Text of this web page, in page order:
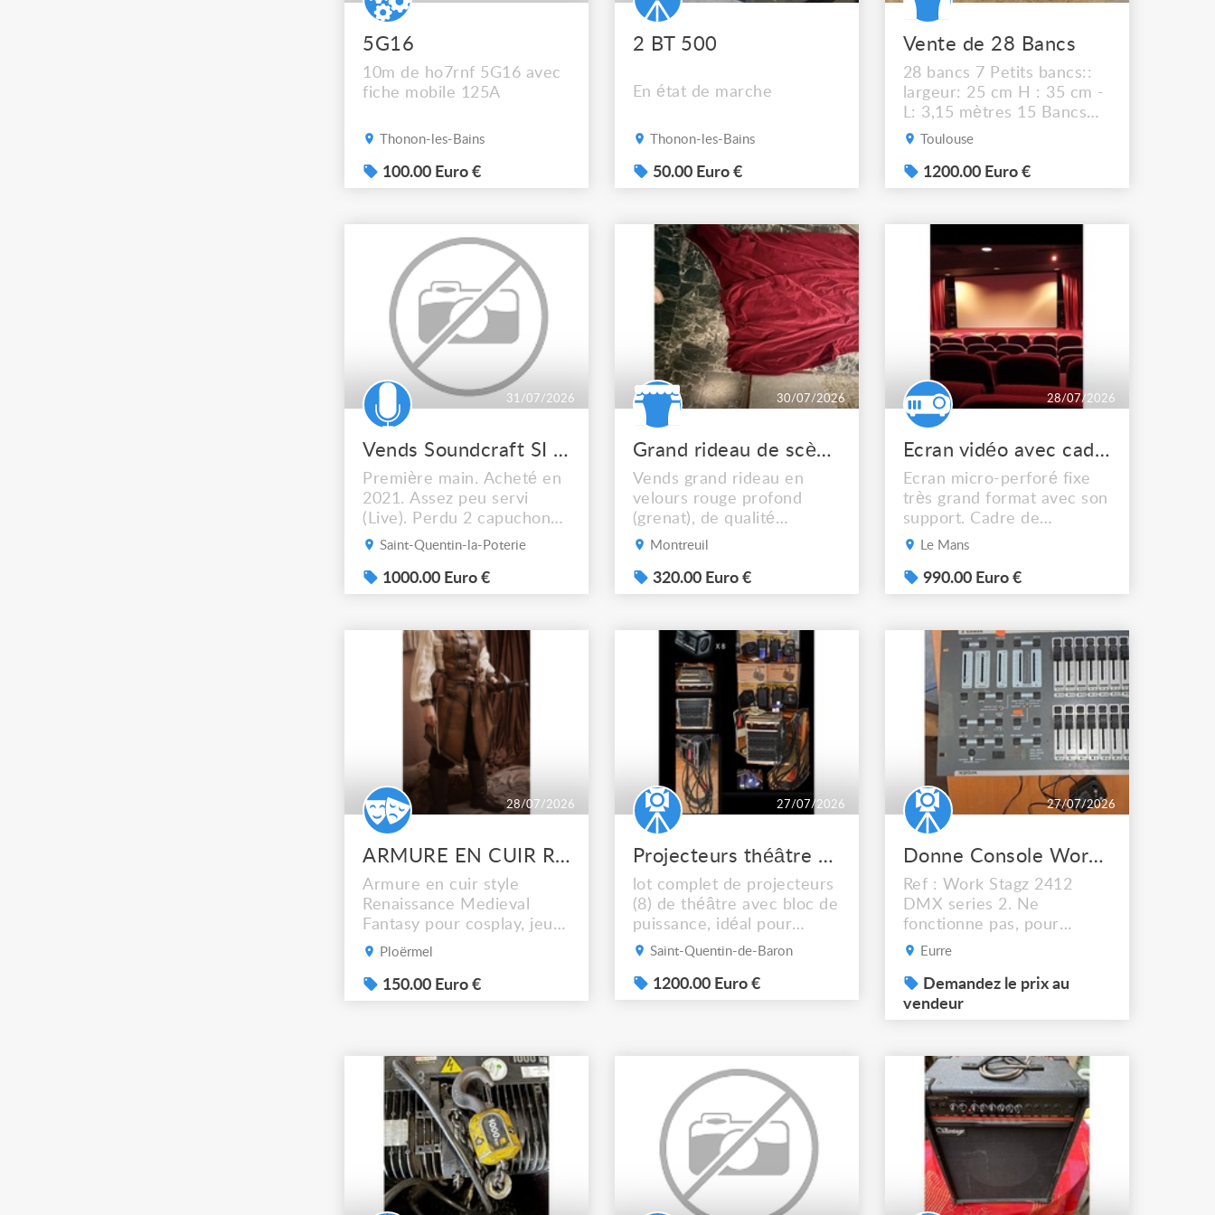
5G16
10m de ho7rnf 5G16 avec
fiche mobile 125A
Thonon-les-Bains
100.00 Euro €
2 BT 500
En état de marche
Thonon-les-Bains
50.00 Euro €
Vente de 28 Bancs
28 bancs 7 Petits bancs::
largeur: 25 cm H : 35 cm -
L: 3,15 mètres 15 Bancs
Moyens : Largeur: 30 cm
6 Très hauts bancs : H: 79
cm largeur 30cm L: 3,15
Toulouse
1200.00 Euro €
31/07/2026
Vends Soundcraft SI Impact
Première main. Acheté en
2021. Assez peu servi
(Live). Perdu 2 capuchons
de fader (N'empêche pas
avec Flightcase, lumière
usb. Vidéo disponible, ou
directement sur place.
Saint-Quentin-la-Poterie
1000.00 Euro €
30/07/2026
Grand rideau de scène velours rouge 280 x 6 m
Vends grand rideau en
velours rouge profond
(grenat), de qualité
professionnelle. La couleur
photos. Il provient d'un
ancien stock de matériel
Dimensions : Hauteur :
2,80 m Largeur en tête :
environ 3,60 m Développé
du tissu : près de 6 m de
Montreuil
320.00 Euro €
28/07/2026
Ecran vidéo avec cadre
Ecran micro-perforé fixe
très grand format avec son
support. Cadre de
projection 4.70 m x 2. 40
démontable. Transport à
votre charge
Le Mans
990.00 Euro €
28/07/2026
ARMURE EN CUIR RENAISSANCE MEDIEVAL FANTASY
Armure en cuir style
Renaissance Medieval
Fantasy pour cosplay, jeu
GN, fêtes médiévales
etc. Idéale pour l'escrime
artistique aussi ! fabriqué
Elle est composée : - d'une
partie gilet-cuirasse et, -
de 4 rajouts possibles à ...
Ploërmel
150.00 Euro €
27/07/2026
Projecteurs théâtre avec blocs de puissance
lot complet de projecteurs
(8) de théâtre avec bloc de
puissance, idéal pour
équiper une petite salle de
scénique, théâtre, Bon
état. 8 X projecteurs
X lampes de rechange
1000W 1 X console Q12
Light pro...
Saint-Quentin-de-Baron
1200.00 Euro €
27/07/2026
Donne Console Work en létat
Ref : Work Stagz 2412
DMX series 2. Ne
fonctionne pas, pour
pieces ou bricoleureuse.
Eurre
Demandez le prix au
vendeur